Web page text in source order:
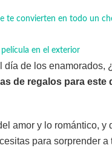
te convierten en todo un
en el exterior
día de los enamorados,
de regalos para este
amor y lo romántico,
para sorprender